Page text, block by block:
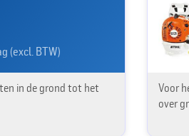
(excl. BTW)
in de grond tot het
Voor
over